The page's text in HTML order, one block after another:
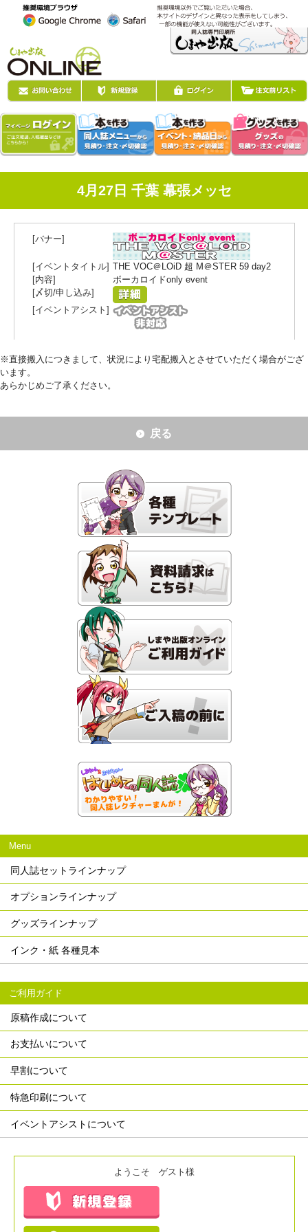
4月27日 千葉 幕張メッセ
THE VOC＠LOiD 超 M＠STER 59 day2
ボーカロイドonly event
※直接搬入につきまして、状況により宅配搬入とさせていただく場合がござ
います。
あらかじめご了承ください。
戻る
Menu
同人誌セットラインナップ
オプションラインナップ
グッズラインナップ
インク・紙 各種見本
ご利用ガイド
原稿作成について
お支払いについて
早割について
特急印刷について
イベントアシストについて
ようこそ ゲスト様